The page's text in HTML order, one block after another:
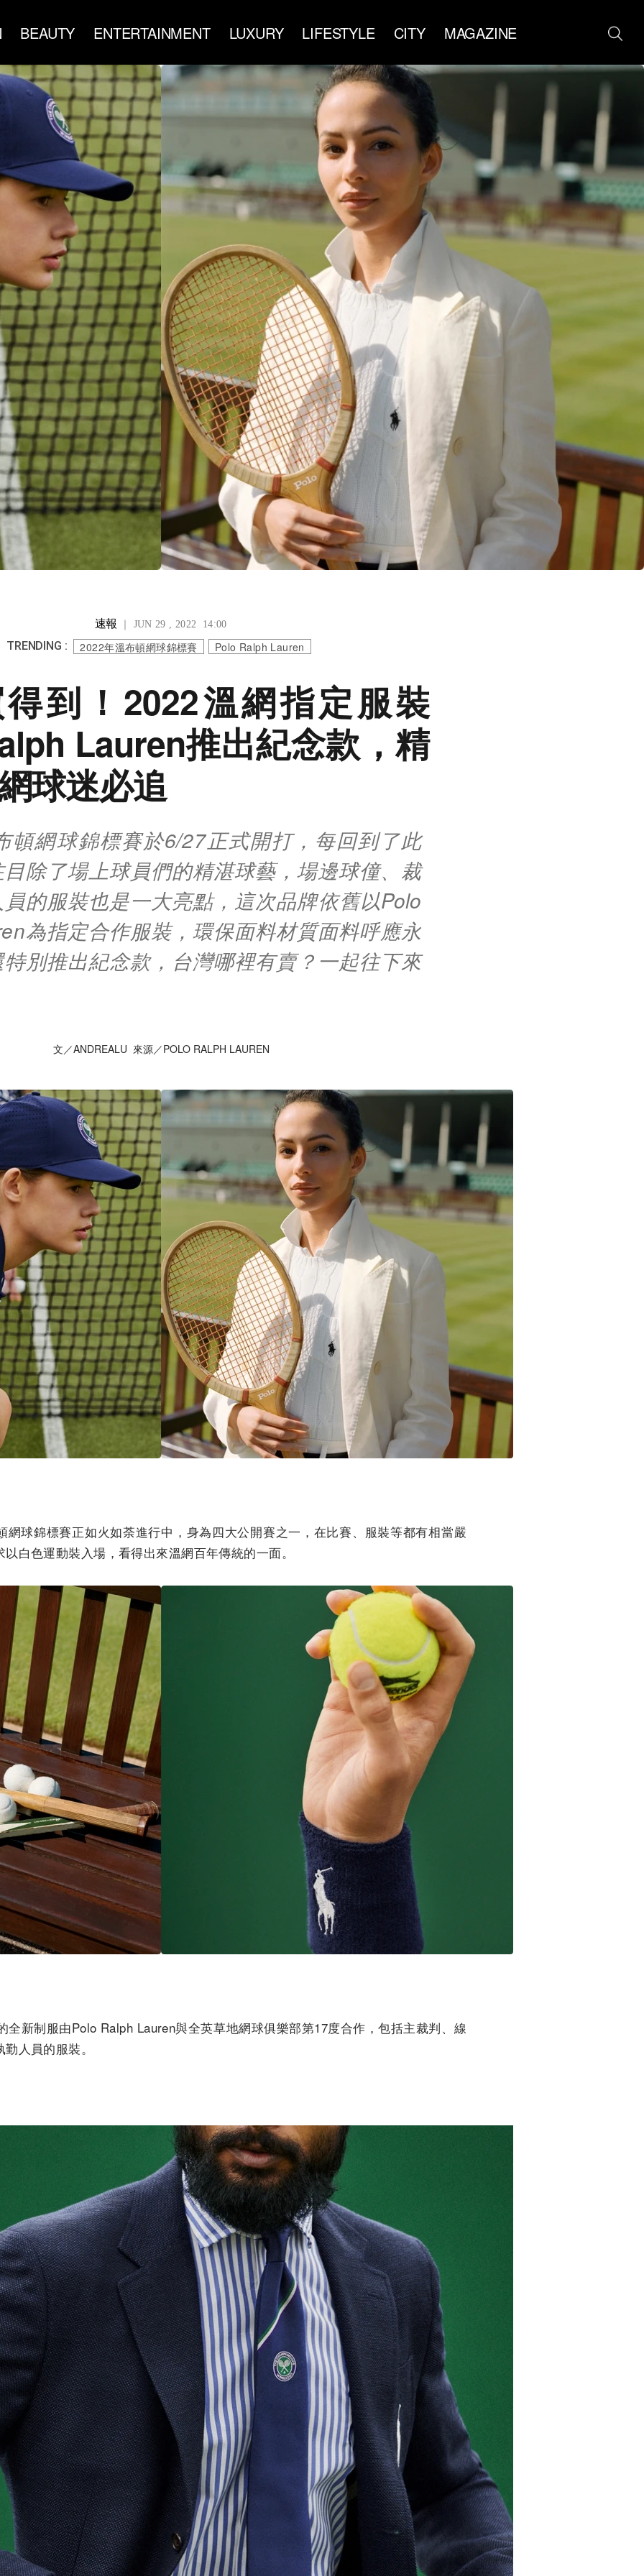
BEAUTY ENTERTAINMENT LUXURY LIFESTYLE CITY MAGAZINE
速報 ｜ JUN 29 , 2022 14:00
TRENDING : 2022年溫布頓網球錦標賽 Polo Ralph Lauren
到！2022溫網指定服裝
Lauren推出紀念款，精
球迷必追
頓網球錦標賽於6/27正式開打，每回到了此
除了場上球員們的精湛球藝，場邊球僮、裁
的服裝也是一大亮點，這次品牌依舊以Polo
為指定合作服裝，環保面料材質面料呼應永
別推出紀念款，台灣哪裡有賣？一起往下來
文／ANDREALU 來源／POLO RALPH LAUREN
網球錦標賽正如火如荼進行中，身為四大公開賽之一，在比賽、服裝等都有相當嚴
白色運動裝入場，看得出來溫網百年傳統的一面。
全新制服由Polo Ralph Lauren與全英草地網球俱樂部第17度合作，包括主裁判、線
人員的服裝。